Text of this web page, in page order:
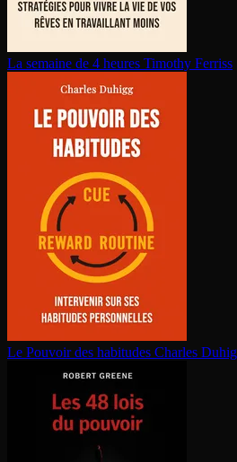
La semaine de 4 heures Timothy Ferriss
Le Pouvoir des habitudes Charles